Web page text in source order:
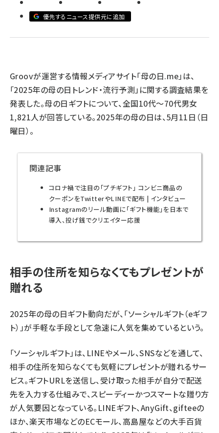
z世代 (1629)
優先するニュース提供元に追加
Groovが運営する情報メディアサイト「母の日.me」は、
「2025年の母の日トレンド・流行予測」に関する調査結果を
発表した。母の日ギフトについて、全国10代～70代男女
1,821人が回答している。2025年の母の日は、5月11日（日
曜日）。
関連記事
コロナ禍で注目の「プチギフト」 コンビニ商品の
クーポンをTwitterやLINEで配布 | インタビュー
Instagramのリール動画に「ギフト機能」を日本で
導入、投げ銭でクリエイター応援
相手の住所を知らなくてもプレゼントが
贈れる
2025年の母の日ギフト動向だが、「ソーシャルギフト（eギフ
ト）」が手軽な手段として急速に人気を集めているという。
「ソーシャルギフト」は、LINEやメール、SNSなどを通して、
相手の住所を知らなくても気軽にプレゼントが贈れるサー
ビス。ギフトURLを送信し、受け取った相手が自分で配送
先を入力する仕組みで、スピーディーかつスマートな贈り方
が人気要因となっている。LINEギフト、AnyGift、gifteeの
ほか、楽天市場などのECモール、高島屋などの大手百貨